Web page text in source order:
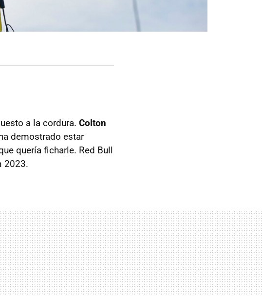
a la cordura. Colton
demostrado estar
quería ficharle. Red Bull
2023.